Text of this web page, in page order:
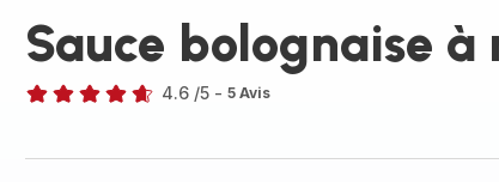
Sauce bolognaise à
4.6 /5 - 5 Avis